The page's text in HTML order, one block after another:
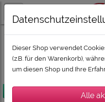
LAUTSPRECHER /
CANTON Lautsprecher
Dieser Shop verwendet
(z.B. für den Warenkorb),
um diesen Shop und Ihre